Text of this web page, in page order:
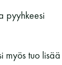
pyyhkeesi
myös tuo lisää